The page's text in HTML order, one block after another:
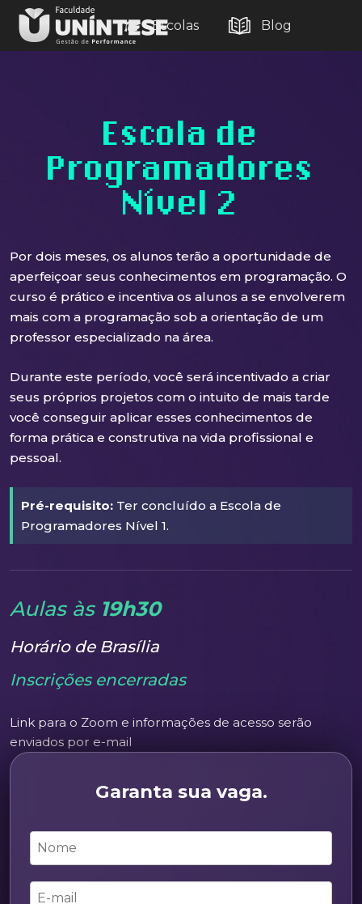
Escolas Blog
Escola de
Programadores
Nível 2
Por dois meses, os alunos terão a oportunidade de
aperfeiçoar seus conhecimentos em programação. O
curso é prático e incentiva os alunos a se envolverem
mais com a programação sob a orientação de um
professor especializado na área.
Durante este período, você será incentivado a criar
seus próprios projetos com o intuito de mais tarde
você conseguir aplicar esses conhecimentos de
forma prática e construtiva na vida profissional e
pessoal.
Pré-requisito: Ter concluído a Escola de
Programadores Nível 1.
Aulas às 19h30
Horário de Brasília
Inscrições encerradas
Link para o Zoom e informações de acesso serão
enviados por e-mail
Garanta sua vaga.